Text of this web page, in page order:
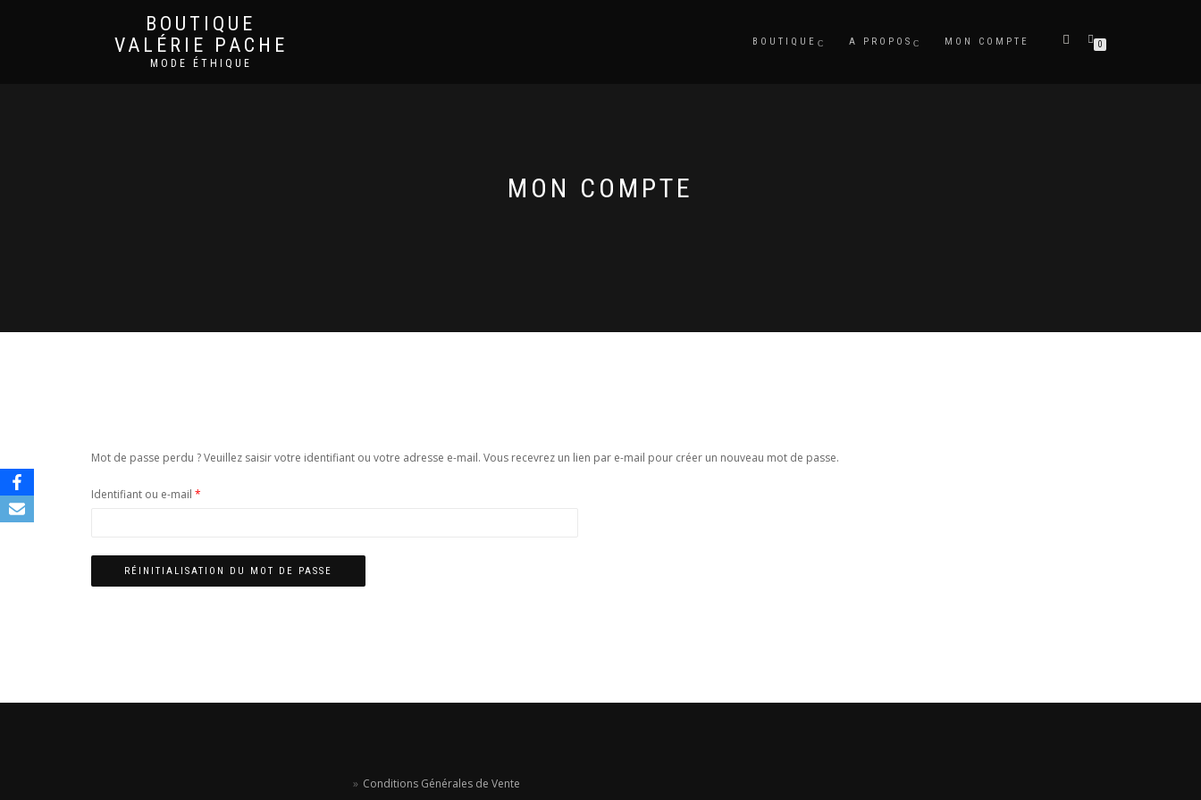
BOUTIQUE
VALÉRIE PACHE
MODE ÉTHIQUE
BOUTIQUE A PROPOS MON COMPTE 0
MON COMPTE
Mot de passe perdu ? Veuillez saisir votre identifiant ou votre adresse e-mail. Vous recevrez un lien par e-mail pour créer un nouveau mot de passe.
Identifiant ou e-mail *
RÉINITIALISATION DU MOT DE PASSE
Conditions Générales de Vente